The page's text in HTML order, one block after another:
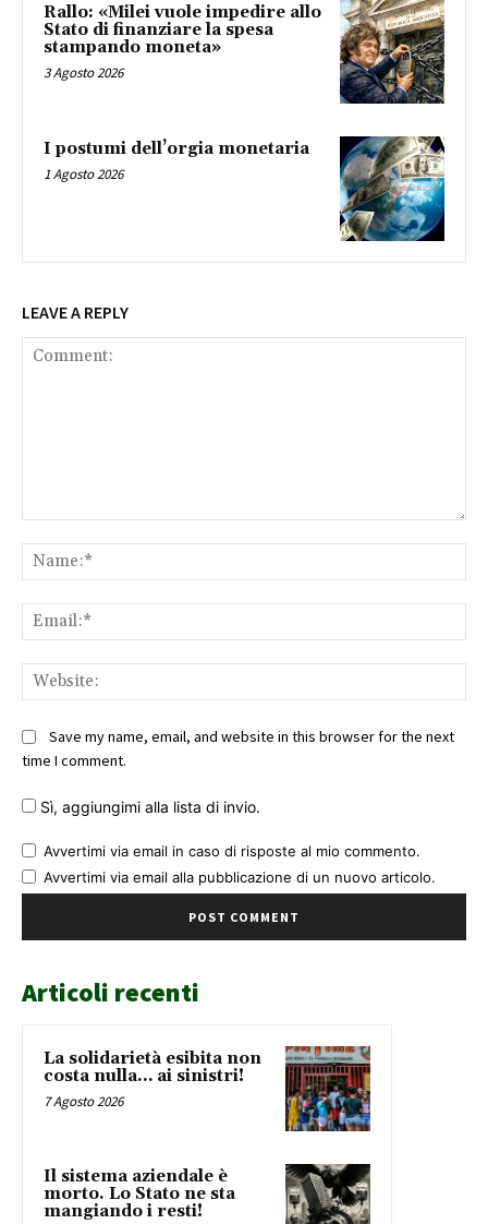
Rallo: «Milei vuole impedire allo
Stato di finanziare la spesa
stampando moneta»
3 Agosto 2026
I postumi dell’orgia monetaria
1 Agosto 2026
LEAVE A REPLY
Save my name, email, and website in this browser for the next
time I comment.
Sì, aggiungimi alla lista di invio.
Avvertimi via email in caso di risposte al mio commento.
Avvertimi via email alla pubblicazione di un nuovo articolo.
Articoli recenti
La solidarietà esibita non
costa nulla… ai sinistri!
7 Agosto 2026
Il sistema aziendale è
morto. Lo Stato ne sta
mangiando i resti!